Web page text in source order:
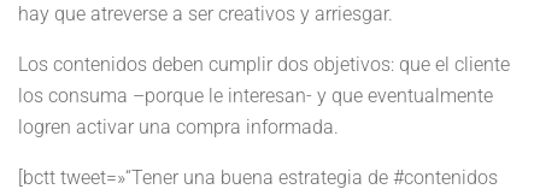
hay que atreverse a ser creativos y arriesgar.
Los contenidos deben cumplir dos objetivos: que el cliente
los consuma –porque le interesan- y que eventualmente
logren activar una compra informada.
[bctt tweet=»“Tener una buena estrategia de #contenidos